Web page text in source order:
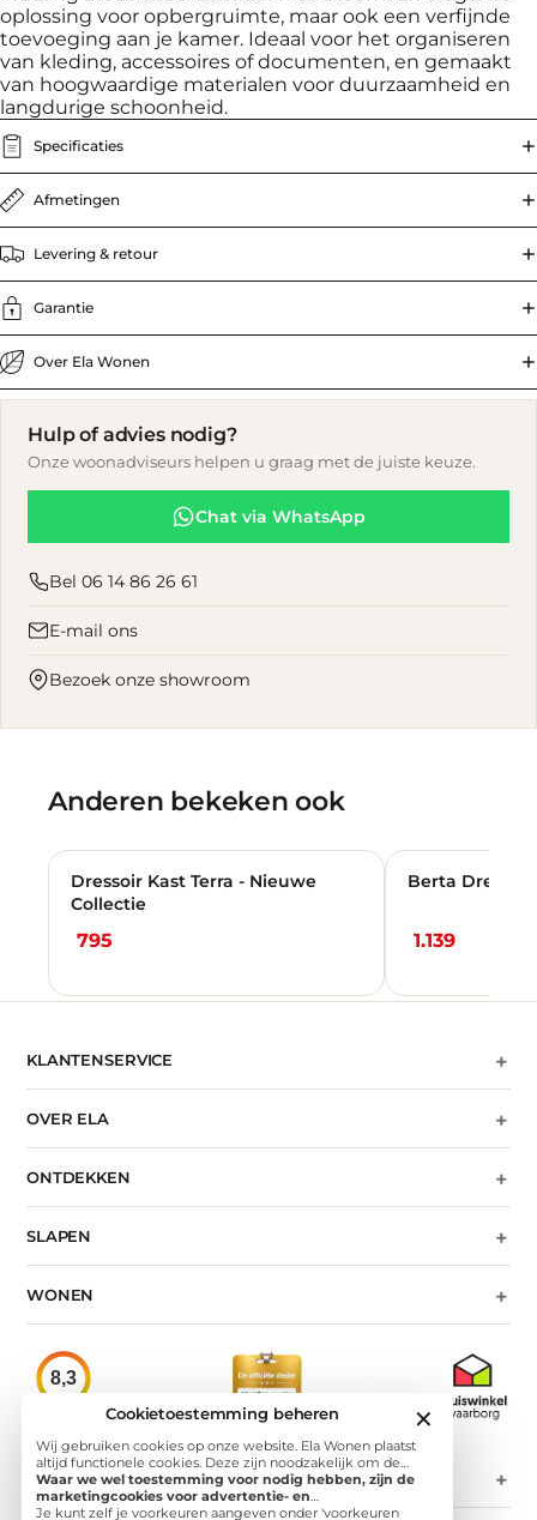
oplossing voor opbergruimte, maar ook een verfijnde
toevoeging aan je kamer. Ideaal voor het organiseren
van kleding, accessoires of documenten, en gemaakt
van hoogwaardige materialen voor duurzaamheid en
langdurige schoonheid.
Specificaties
Afmetingen
Levering & retour
Garantie
Over Ela Wonen
Hulp of advies nodig?
Onze woonadviseurs helpen u graag met de juiste keuze.
Chat via WhatsApp
Bel 06 14 86 26 61
E-mail ons
Bezoek onze showroom
Anderen bekeken ook
Dressoir Kast Terra - Nieuwe
Collectie
795
Berta Dressoir
1.139
KLANTENSERVICE +
OVER ELA +
ONTDEKKEN +
SLAPEN +
WONEN +
8,3
CONTACT +
Cookietoestemming beheren ✕
Wij gebruiken cookies op onze website. Ela Wonen plaatst
altijd functionele cookies. Deze zijn noodzakelijk om de
website goed te laten werken en om het websitegebruik te
meten. Daarnaast plaatsen we analytische cookies. Door deze
cookies te plaatsen krijgen wij informatie over
Waar we wel toestemming voor nodig hebben, zijn de
marketingcookies voor advertentie- en
personalisatiedoeleinden. Op deze website gebruiken we
Je kunt zelf je voorkeuren aangeven onder 'voorkeuren